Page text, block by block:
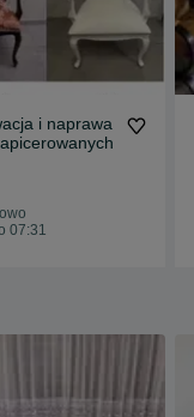
i naprawa
07:31